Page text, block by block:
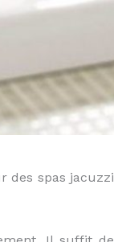
des spas jacuzzi